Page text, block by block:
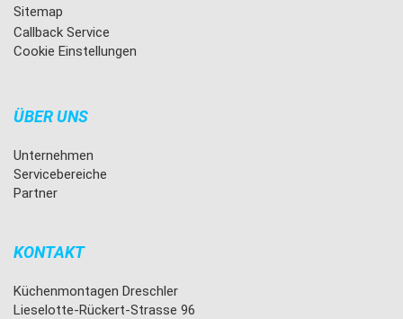
Sitemap
Callback Service
Cookie Einstellungen
ÜBER UNS
Unternehmen
Servicebereiche
Partner
KONTAKT
Küchenmontagen Dreschler
Lieselotte-Rückert-Strasse 96